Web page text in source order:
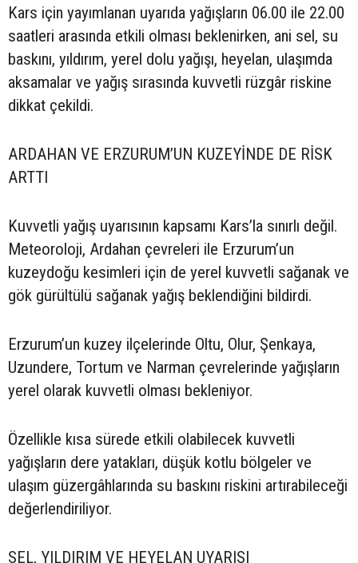
Kars için yayımlanan uyarıda yağışların 06.00 ile 22.00
saatleri arasında etkili olması beklenirken, ani sel, su
baskını, yıldırım, yerel dolu yağışı, heyelan, ulaşımda
aksamalar ve yağış sırasında kuvvetli rüzgâr riskine
dikkat çekildi.
ARDAHAN VE ERZURUM’UN KUZEYİNDE DE RİSK
ARTTI
Kuvvetli yağış uyarısının kapsamı Kars’la sınırlı değil.
Meteoroloji, Ardahan çevreleri ile Erzurum’un
kuzeydoğu kesimleri için de yerel kuvvetli sağanak ve
gök gürültülü sağanak yağış beklendiğini bildirdi.
Erzurum’un kuzey ilçelerinde Oltu, Olur, Şenkaya,
Uzundere, Tortum ve Narman çevrelerinde yağışların
yerel olarak kuvvetli olması bekleniyor.
Özellikle kısa sürede etkili olabilecek kuvvetli
yağışların dere yatakları, düşük kotlu bölgeler ve
ulaşım güzergâhlarında su baskını riskini artırabileceği
değerlendiriliyor.
SEL, YILDIRIM VE HEYELAN UYARISI